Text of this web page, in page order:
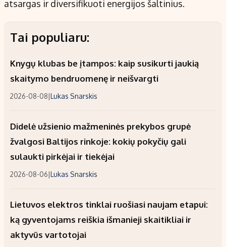
atsargas ir diversifikuoti energijos šaltinius.
Tai populiaru:
Knygų klubas be įtampos: kaip susikurti jaukią
skaitymo bendruomenę ir neišvargti
2026-08-08|Lukas Snarskis
Didelė užsienio mažmeninės prekybos grupė
žvalgosi Baltijos rinkoje: kokių pokyčių gali
sulaukti pirkėjai ir tiekėjai
2026-08-06|Lukas Snarskis
Lietuvos elektros tinklai ruošiasi naujam etapui:
ką gyventojams reiškia išmanieji skaitikliai ir
aktyvūs vartotojai